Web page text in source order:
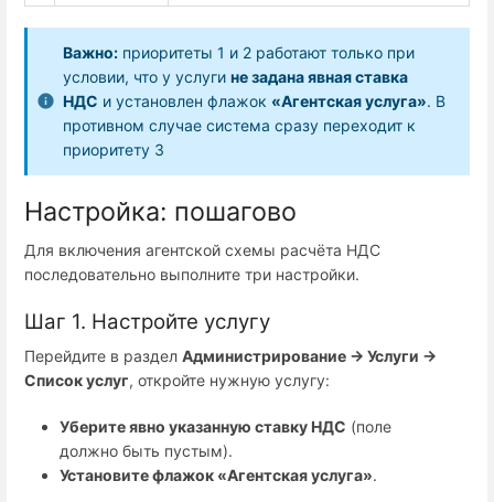
Важно: приоритеты 1 и 2 работают только при
условии, что у услуги не задана явная ставка
НДС и установлен флажок «Агентская услуга». В
противном случае система сразу переходит к
приоритету 3
Настройка: пошагово
Для включения агентской схемы расчёта НДС
последовательно выполните три настройки.
Шаг 1. Настройте услугу
Перейдите в раздел Администрирование → Услуги →
Список услуг, откройте нужную услугу:
Уберите явно указанную ставку НДС (поле
должно быть пустым).
Установите флажок «Агентская услуга».